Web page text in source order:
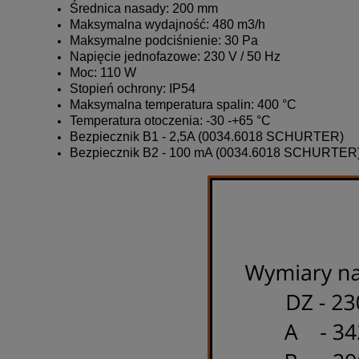
Średnica nasady: 200 mm
Maksymalna wydajność: 480 m3/h
Maksymalne podciśnienie: 30 Pa
Napięcie jednofazowe: 230 V / 50 Hz
Moc: 110 W
Stopień ochrony: IP54
Maksymalna temperatura spalin: 400 °C
Temperatura otoczenia: -30 -+65 °C
Bezpiecznik B1 - 2,5A (0034.6018 SCHURTER)
Bezpiecznik B2 - 100 mA (0034.6018